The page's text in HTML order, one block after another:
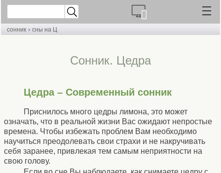
сонник › сны на Ц
Cонник. Цедра
Цедра – Современный сонник
Приснилось много цедры лимона, это может
означать, что в реальной жизни Вас ожидают непростые
времена. Чтобы избежать проблем Вам необходимо
научиться преодолевать свои страхи и не накручивать
себя заранее, привлекая тем самым неприятности на
свою голову.